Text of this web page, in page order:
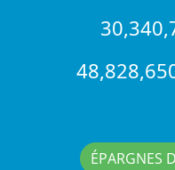
ÉPARGNES